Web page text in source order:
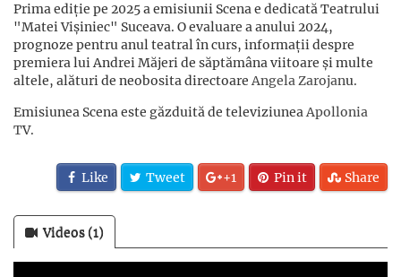
Prima ediție pe 2025 a emisiunii Scena e dedicată Teatrului
"Matei Vișiniec" Suceava. O evaluare a anului 2024,
prognoze pentru anul teatral în curs, informații despre
premiera lui Andrei Măjeri de săptămâna viitoare și multe
altele, alături de neobosita directoareAngela Zarojanu.
Emisiunea Scena este găzduită de televiziuneaApollonia
TV.
Like Tweet +1 Pin it Share
Videos (1)